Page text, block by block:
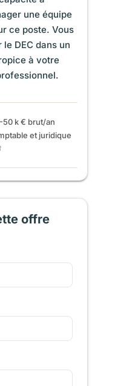
une équipe
ce poste. Vous
DEC dans un
à votre
50 k € brut/an
et juridique
offre